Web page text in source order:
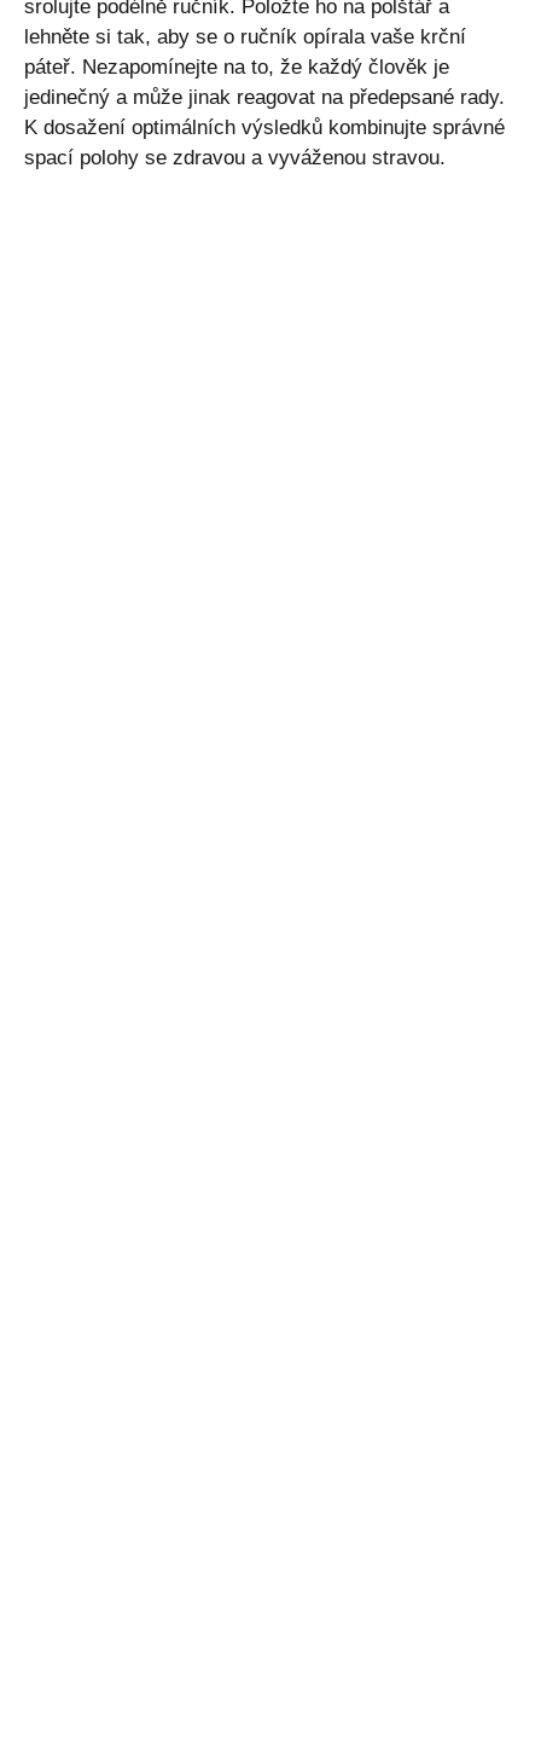
srolujte podélně ručník. Položte ho na polštář a
lehněte si tak, aby se o ručník opírala vaše krční
páteř. Nezapomínejte na to, že každý člověk je
jedinečný a může jinak reagovat na předepsané rady.
K dosažení optimálních výsledků kombinujte správné
spací polohy se zdravou a vyváženou stravou.